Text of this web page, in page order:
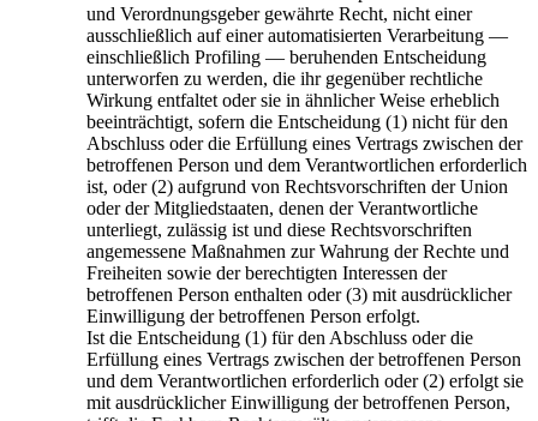
und Verordnungsgeber gewährte Recht, nicht einer
ausschließlich auf einer automatisierten Verarbeitung —
einschließlich Profiling — beruhenden Entscheidung
unterworfen zu werden, die ihr gegenüber rechtliche
Wirkung entfaltet oder sie in ähnlicher Weise erheblich
beeinträchtigt, sofern die Entscheidung (1) nicht für den
Abschluss oder die Erfüllung eines Vertrags zwischen der
betroffenen Person und dem Verantwortlichen erforderlich
ist, oder (2) aufgrund von Rechtsvorschriften der Union
oder der Mitgliedstaaten, denen der Verantwortliche
unterliegt, zulässig ist und diese Rechtsvorschriften
angemessene Maßnahmen zur Wahrung der Rechte und
Freiheiten sowie der berechtigten Interessen der
betroffenen Person enthalten oder (3) mit ausdrücklicher
Einwilligung der betroffenen Person erfolgt.
Ist die Entscheidung (1) für den Abschluss oder die
Erfüllung eines Vertrags zwischen der betroffenen Person
und dem Verantwortlichen erforderlich oder (2) erfolgt sie
mit ausdrücklicher Einwilligung der betroffenen Person,